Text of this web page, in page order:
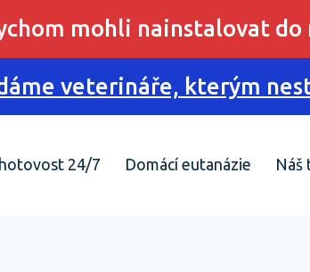
mohli nainstalovat
veterináře, kterým
24/7 Domácí eutanázie Náš